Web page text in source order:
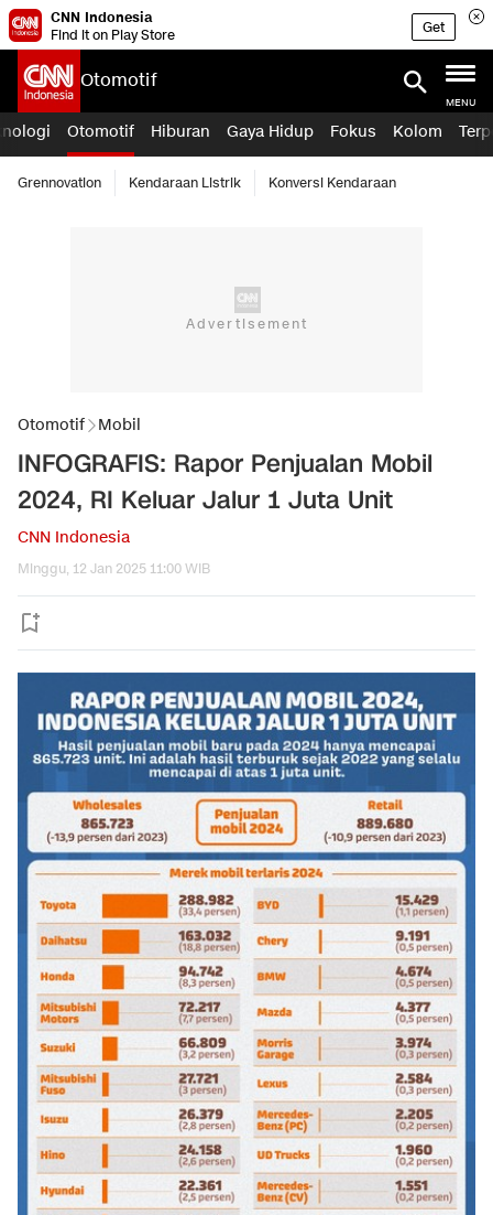
CNN Indonesia
Find it on Play Store
Get
Otomotif
MENU
Otomotif Hiburan Gaya Hidup Fokus Kolom
Grennovation Kendaraan Listrik Konversi Kendaraan
Otomotif Mobil
INFOGRAFIS: Rapor Penjualan Mobil
2024, RI Keluar Jalur 1 Juta Unit
CNN Indonesia
Minggu, 12 Jan 2025 11:00 WIB